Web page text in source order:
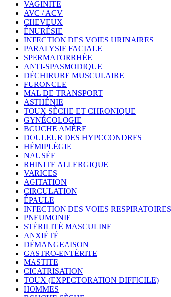
VAGINITE
AVC / ACV
CHEVEUX
ÉNURÉSIE
INFECTION DES VOIES URINAIRES
PARALYSIE FACIALE
SPERMATORRHÉE
ANTI-SPASMODIQUE
DÉCHIRURE MUSCULAIRE
FURONCLE
MAL DE TRANSPORT
ASTHÉNIE
TOUX SÈCHE ET CHRONIQUE
GYNÉCOLOGIE
BOUCHE AMÈRE
DOULEUR DES HYPOCONDRES
HÉMIPLÉGIE
NAUSÉE
RHINITE ALLERGIQUE
VARICES
AGITATION
CIRCULATION
ÉPAULE
INFECTION DES VOIES RESPIRATOIRES
PNEUMONIE
STÉRILITÉ MASCULINE
ANXIÉTÉ
DÉMANGEAISON
GASTRO-ENTÉRITE
MASTITE
CICATRISATION
TOUX (EXPECTORATION DIFFICILE)
HOMMES